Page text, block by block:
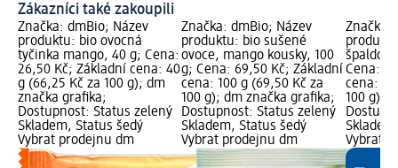
Zákazníci také zakoupili
Značka: dmBio; Název
produktu: bio ovocná
tyčinka mango, 40 g; Cena:
26,50 Kč; Základní cena: 40
g (66,25 Kč za 100 g); dm
značka grafika;
Dostupnost: Status zelený
Skladem, Status šedý
Vybrat prodejnu dm
Značka: dmBio; Název
produktu: bio sušené
ovoce, mango kousky, 100
g; Cena: 69,50 Kč; Základní
cena: 100 g (69,50 Kč za
100 g); dm značka grafika;
Dostupnost: Status zelený
Skladem, Status šedý
Vybrat prodejnu dm
Značka:
Cena:
cena:
100 g);
Vybrat